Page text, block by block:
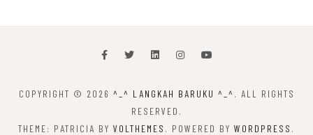
COPYRIGHT © 2026 ^_^ LANGKAH BARUKU ^_^ . ALL RIGHTS
RESERVED.
THEME: PATRICIA BY VOLTHEMES . POWERED BY WORDPRESS .